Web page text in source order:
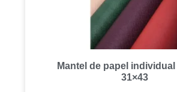
Mantel de papel
31×43